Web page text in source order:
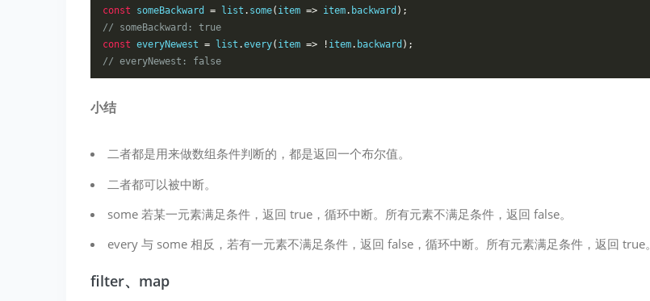
const someBackward = list . some( item => item. backward );
// someBackward: true
const everyNewest = list .every( item => ! item. backward );
// everyNewest: false
小结
二者都是用来做数组条件判断的，都是返回一个布尔值。
二者都可以被中断。
some 若某一元素满足条件，返回 true，循环中断。所有元素不满足条件，返回 false。
every 与 some 相反，若有一元素不满足条件，返回 false，循环中断。所有元素满足条件，返回 true。
filter、map